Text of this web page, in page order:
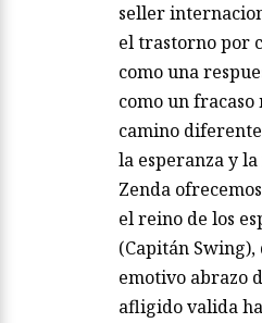
seller
el trastorno por
como una
como un
camino
la esperanza y
Zenda
el reino de los
(Capitán
emotivo abrazo
afligido valida